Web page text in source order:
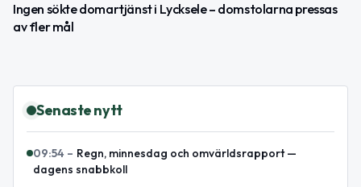
Ingen sökte domartjänst i Lycksele – domstolarna pressas
av fler mål
Senaste nytt
09:54 – Regn, minnesdag och omvärldsrapport —
dagens snabbkoll